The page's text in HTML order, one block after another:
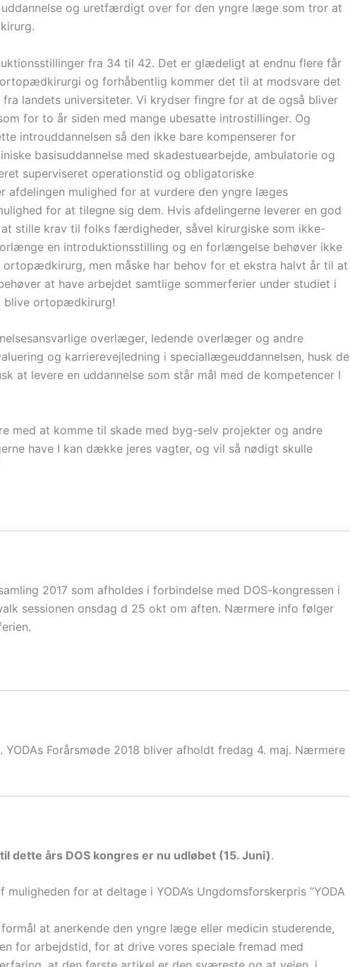
og uretfærdigt over for den yngre læge som tror at
fra 34 til 42. Det er glædeligt at endnu flere får
og forhåbentlig kommer det til at modsvare det
landets universiteter. Vi krydser fingre for at de også bliver
for to år siden med mange ubesatte introstillinger. Og
introuddannelsen så den ikke bare kompenserer for
basisuddannelse med skadestuearbejde, ambulatorie og
superviseret operationstid og obligatoriske
afdelingen mulighed for at vurdere den yngre læges
for at tilegne sig dem. Hvis afdelingerne leverer en god
stille krav til folks færdigheder, såvel kirurgiske som ikke-
en introduktionsstilling og en forlængelse behøver ikke
men måske har behov for et ekstra halvt år til at
at have arbejdet samtlige sommerferier under studiet i
blive ortopædkirurg!
overlæger, ledende overlæger og andre
og karrierevejledning i speciallægeuddannelsen, husk de
at levere en uddannelse som står mål med de kompetencer I
med at komme til skade med byg-selv projekter og andre
have I kan dække jeres vagter, og vil så nødigt skulle
2017 som afholdes i forbindelse med DOS-kongressen i
sessionen onsdag d 25 okt om aften. Nærmere info følger
Forårsmøde 2018 bliver afholdt fredag 4. maj. Nærmere
dette års DOS kongres er nu udløbet (15. Juni).
for at deltage i YODA’s Ungdomsforskerpris ”YODA
formål at anerkende den yngre læge eller medicin studerende,
for arbejdstid, for at drive vores speciale fremad med